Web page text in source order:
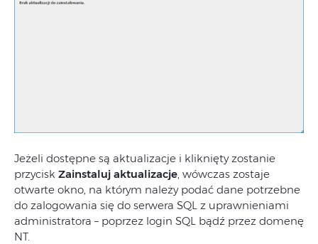
Jeżeli dostępne są aktualizacje i kliknięty zostanie
przycisk Zainstaluj aktualizacje , wówczas zostaje
otwarte okno, na którym należy podać dane potrzebne
do zalogowania się do serwera SQL z uprawnieniami
administratora – poprzez login SQL bądź przez domenę
NT.